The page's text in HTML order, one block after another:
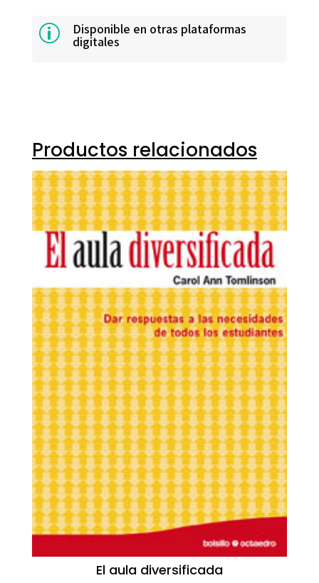
p Disponible en otras plataformas
digitales
Productos relacionados
El aula diversificada